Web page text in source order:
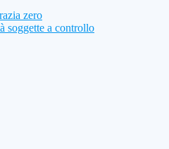
zero
soggette a controllo